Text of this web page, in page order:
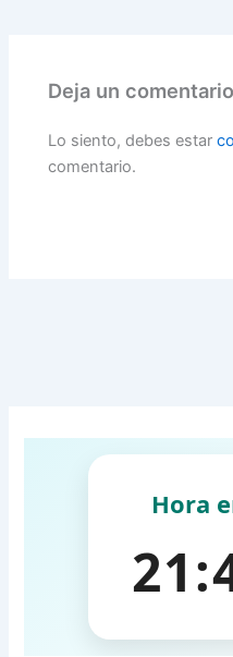
Deja un comentario
Lo siento, debes estar
comentario.